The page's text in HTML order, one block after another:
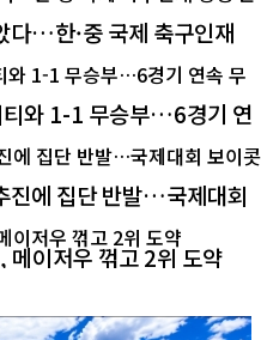
다…한·중 국제 축구인재
와 1-1 무승부…6경기 연
진에 집단 반발…국제대회
이저우 꺾고 2위 도약